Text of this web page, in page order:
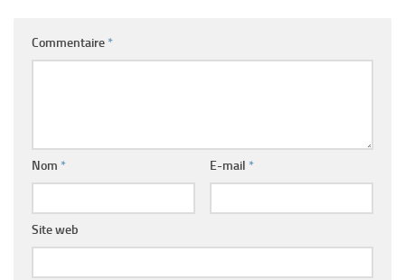
Commentaire *
Nom * E-mail *
Site web